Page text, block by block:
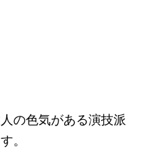
の色気がある演技派
。